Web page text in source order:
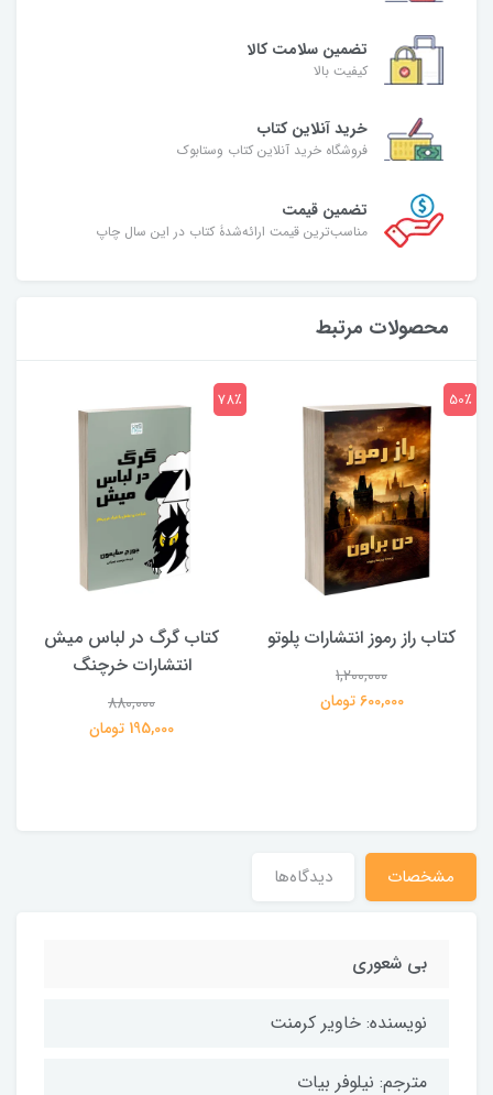
تضمین سلامت کالا
کیفیت بالا
خرید آنلاین کتاب
فروشگاه خرید آنلاین کتاب وستابوک
تضمین قیمت
مناسب‌ترین قیمت ارائه‌شدۀ کتاب در این سال چاپ
محصولات مرتبط
کتاب راز رموز انتشارات پلوتو
1,200,000
600,000 تومان
50٪
کتاب گرگ در لباس میش
انتشارات خرچنگ
880,000
195,000 تومان
78٪
مشخصات دیدگاه‌ها
بی شعوری
نویسنده: خاویر کرمنت
مترجم: نیلوفر بیات